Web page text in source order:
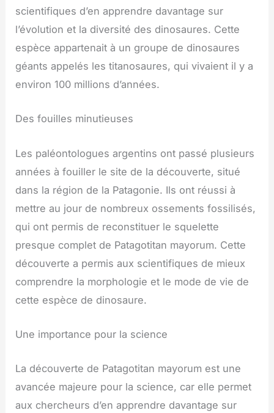
scientifiques d’en apprendre davantage sur
l’évolution et la diversité des dinosaures. Cette
espèce appartenait à un groupe de dinosaures
géants appelés les titanosaures, qui vivaient il y a
environ 100 millions d’années.
Des fouilles minutieuses
Les paléontologues argentins ont passé plusieurs
années à fouiller le site de la découverte, situé
dans la région de la Patagonie. Ils ont réussi à
mettre au jour de nombreux ossements fossilisés,
qui ont permis de reconstituer le squelette
presque complet de Patagotitan mayorum. Cette
découverte a permis aux scientifiques de mieux
comprendre la morphologie et le mode de vie de
cette espèce de dinosaure.
Une importance pour la science
La découverte de Patagotitan mayorum est une
avancée majeure pour la science, car elle permet
aux chercheurs d’en apprendre davantage sur